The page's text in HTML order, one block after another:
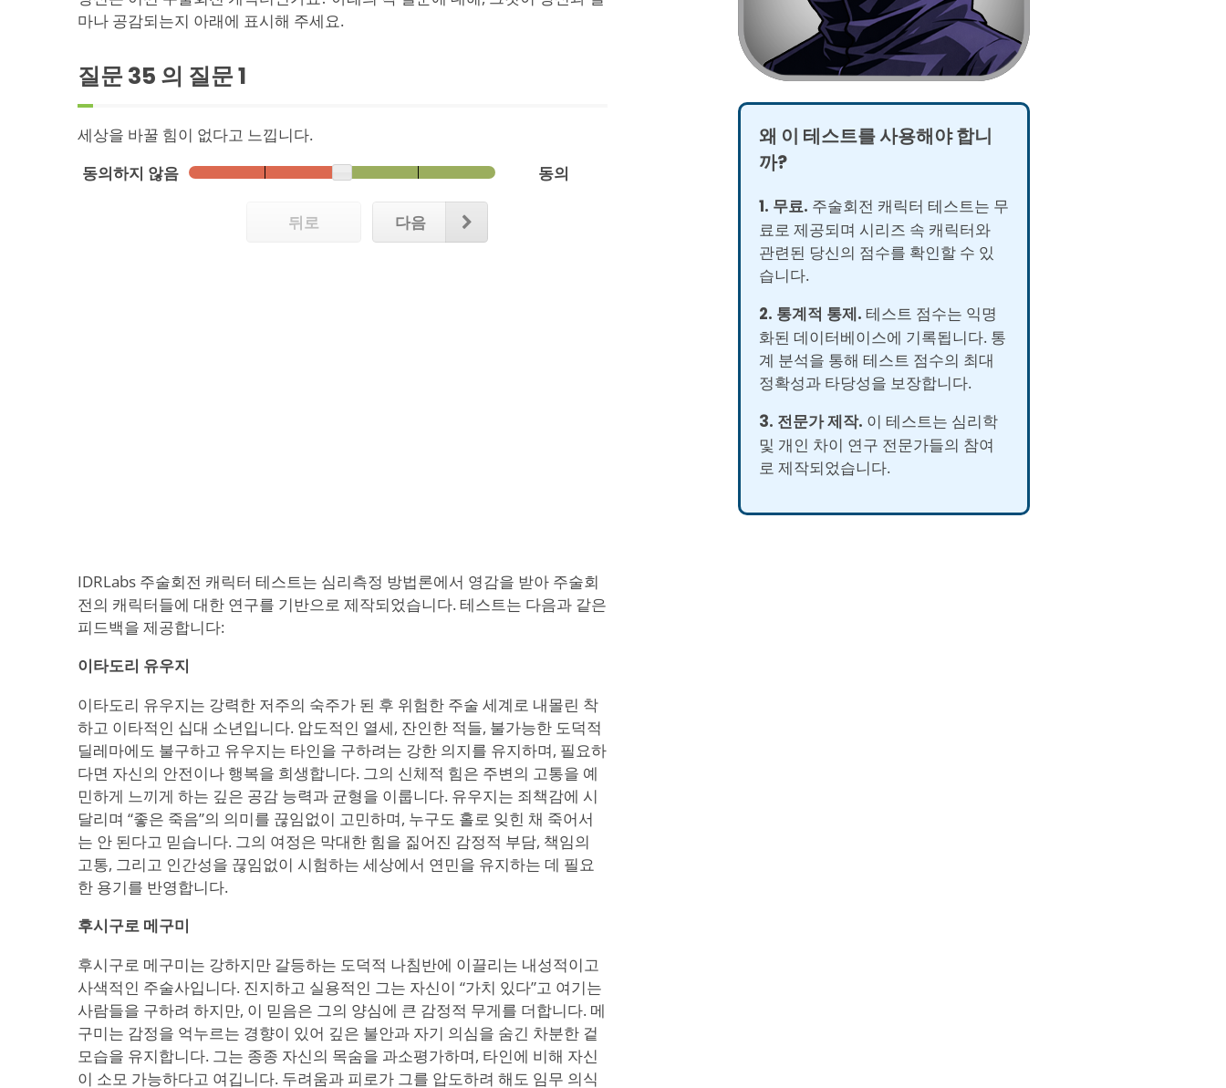
마나 공감되는지 아래에 표시해 주세요.
질문 35 의 질문1
세상을 바꿀 힘이 없다고 느낍니다.
동의하지 않음
동의
뒤로 다음
IDRLabs 주술회전 캐릭터 테스트는 심리측정 방법론에서 영감을 받아 주술회
전의 캐릭터들에 대한 연구를 기반으로 제작되었습니다. 테스트는 다음과 같은
피드백을 제공합니다:
이타도리 유우지
이타도리 유우지는 강력한 저주의 숙주가 된 후 위험한 주술 세계로 내몰린 착
하고 이타적인 십대 소년입니다. 압도적인 열세, 잔인한 적들, 불가능한 도덕적
딜레마에도 불구하고 유우지는 타인을 구하려는 강한 의지를 유지하며, 필요하
다면 자신의 안전이나 행복을 희생합니다. 그의 신체적 힘은 주변의 고통을 예
민하게 느끼게 하는 깊은 공감 능력과 균형을 이룹니다. 유우지는 죄책감에 시
달리며 “좋은 죽음”의 의미를 끊임없이 고민하며, 누구도 홀로 잊힌 채 죽어서
는 안 된다고 믿습니다. 그의 여정은 막대한 힘을 짊어진 감정적 부담, 책임의
고통, 그리고 인간성을 끊임없이 시험하는 세상에서 연민을 유지하는 데 필요
한 용기를 반영합니다.
후시구로 메구미
후시구로 메구미는 강하지만 갈등하는 도덕적 나침반에 이끌리는 내성적이고
사색적인 주술사입니다. 진지하고 실용적인 그는 자신이 “가치 있다”고 여기는
사람들을 구하려 하지만, 이 믿음은 그의 양심에 큰 감정적 무게를 더합니다. 메
구미는 감정을 억누르는 경향이 있어 깊은 불안과 자기 의심을 숨긴 차분한 겉
모습을 유지합니다. 그는 종종 자신의 목숨을 과소평가하며, 타인에 비해 자신
이 소모 가능하다고 여깁니다. 두려움과 피로가 그를 압도하려 해도 임무 의식
왜 이 테스트를 사용해야 합니
까?
1. 무료. 주술회전 캐릭터 테스트는 무
료로 제공되며 시리즈 속 캐릭터와
관련된 당신의 점수를 확인할 수 있
습니다.
2. 통계적 통제. 테스트 점수는 익명
화된 데이터베이스에 기록됩니다. 통
계 분석을 통해 테스트 점수의 최대
정확성과 타당성을 보장합니다.
3. 전문가 제작. 이 테스트는 심리학
및 개인 차이 연구 전문가들의 참여
로 제작되었습니다.